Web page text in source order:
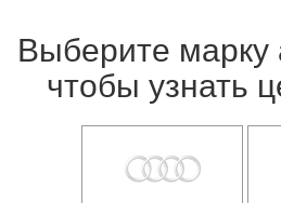
Выберите марку
чтобы узнать